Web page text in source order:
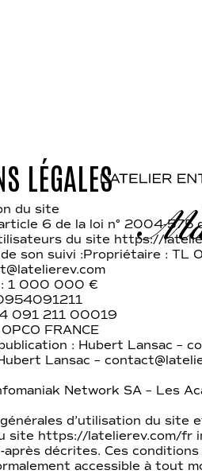
LÉGALES
du site
6 de la loi n° 2004-575
du site https://
son suivi :Propriétaire : TL
: 1 000 000 €
091 211 00019
FRANCE
: Hubert Lansac –
Lansac –
Network SA – Les
d’utilisation du site
site https://latelierev.com/fr
après décrites. Ces
accessible à tout